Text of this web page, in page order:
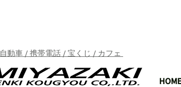
自動車 / 携帯電話 / 宝くじ / カフェ